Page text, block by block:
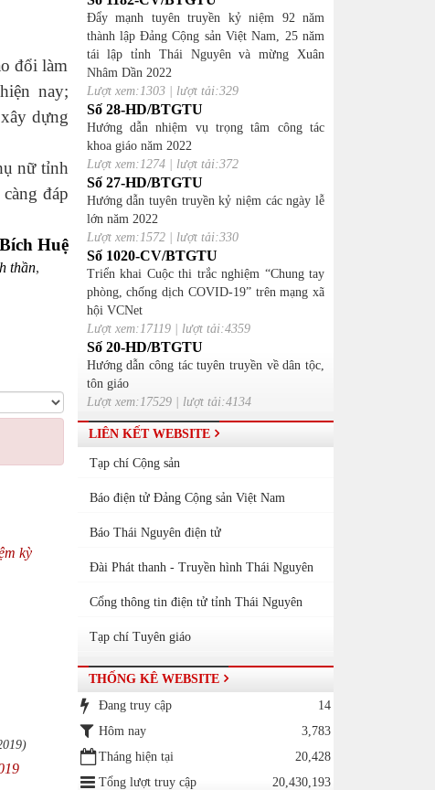
đổi làm
nay;
dựng
nữ tỉnh
đáp
Huệ
thần,
kỳ
Đẩy mạnh tuyên truyền kỷ niệm 92 năm
thành lập Đảng Cộng sản Việt Nam, 25 năm
tái lập tỉnh Thái Nguyên và mừng Xuân
Nhâm Dần 2022
Lượt xem:1303 | lượt tải:329
Số 28-HD/BTGTU
Hướng dẫn nhiệm vụ trọng tâm công tác
khoa giáo năm 2022
Lượt xem:1274 | lượt tải:372
Số 27-HD/BTGTU
Hướng dẫn tuyên truyền kỷ niệm các ngày lễ
lớn năm 2022
Lượt xem:1572 | lượt tải:330
Số 1020-CV/BTGTU
Triển khai Cuộc thi trắc nghiệm “Chung tay
phòng, chống dịch COVID-19” trên mạng xã
hội VCNet
Lượt xem:17119 | lượt tải:4359
Số 20-HD/BTGTU
Hướng dẫn công tác tuyên truyền về dân tộc,
tôn giáo
Lượt xem:17529 | lượt tải:4134
LIÊN KẾT WEBSITE
Tạp chí Cộng sản
Báo điện tử Đảng Cộng sản Việt Nam
Báo Thái Nguyên điện tử
Đài Phát thanh - Truyền hình Thái Nguyên
Cổng thông tin điện tử tỉnh Thái Nguyên
Tạp chí Tuyên giáo
THỐNG KÊ WEBSITE
Đang truy cập
14
Hôm nay
3,783
Tháng hiện tại
20,428
Tổng lượt truy cập
20,430,193